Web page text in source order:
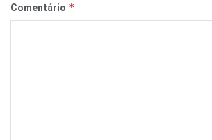
Comentário *